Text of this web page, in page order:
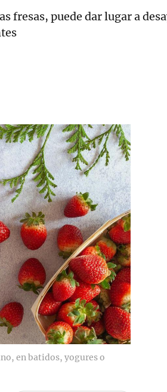
fresas, puede dar lugar a
en batidos, yogures o